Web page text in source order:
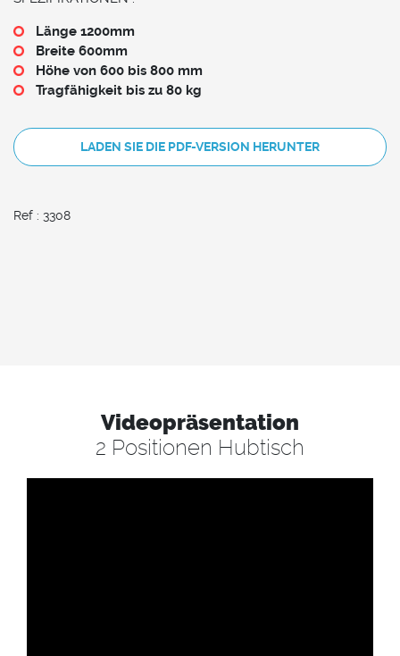
Länge 1200mm
Breite 600mm
Höhe von 600 bis 800 mm
Tragfähigkeit bis zu 80 kg
LADEN SIE DIE PDF-VERSION HERUNTER
Ref : 3308
Videopräsentation
2 Positionen Hubtisch